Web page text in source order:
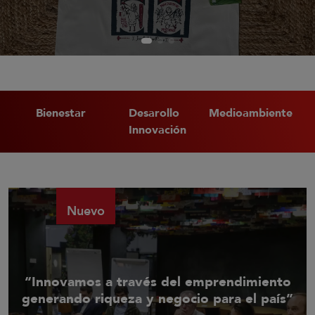
Bienestar Desarollo
Medioambiente
Innovación
Nuevo
“Innovamos a través del emprendimiento
generando riqueza y negocio para el país”